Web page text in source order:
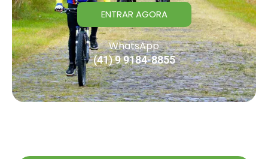
ENTRAR AGORA
WhatsApp
(41) 9 9184-8855